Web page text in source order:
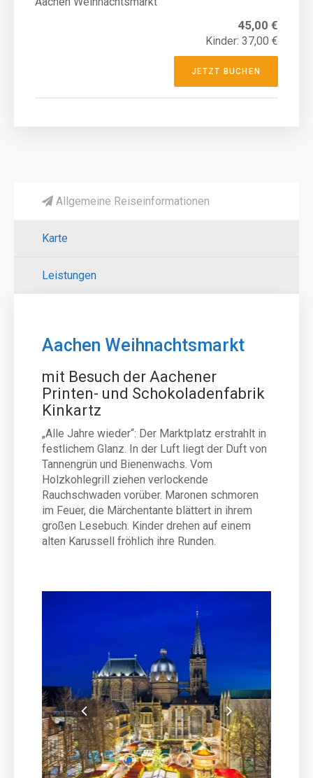
45,00 €
Kinder: 37,00 €
JETZT BUCHEN
Allgemeine Reiseinformationen
Karte
Leistungen
Aachen Weihnachtsmarkt
mit Besuch der Aachener
Printen- und Schokoladenfabrik
Kinkartz
„Alle Jahre wieder“: Der Marktplatz erstrahlt in
festlichem Glanz. In der Luft liegt der Duft von
Tannengrün und Bienenwachs. Vom
Holzkohlegrill ziehen verlockende
Rauchschwaden vorüber. Maronen schmoren
im Feuer, die Märchentante blättert in ihrem
großen Lesebuch. Kinder drehen auf einem
alten Karussell fröhlich ihre Runden.